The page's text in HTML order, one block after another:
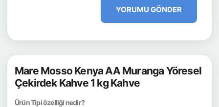
YORUMU GÖNDER
Mare Mosso Kenya AA Muranga Yöresel
Çekirdek Kahve 1 kg Kahve
Ürün Tipi özelliği nedir?